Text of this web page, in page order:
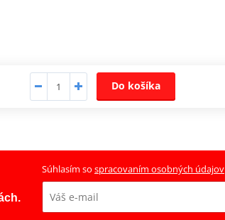
Do košíka
Súhlasím so spracovaním osobných údajov